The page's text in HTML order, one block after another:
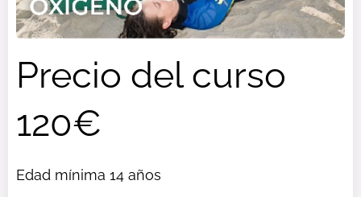
Precio del curso
120€
Edad mínima 14 años